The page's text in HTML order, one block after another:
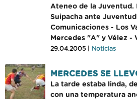
Ateneo de la Juventud.
Suipacha ante
Comunicaciones - Los
Mercedes "A" y Vélez -
29.04.2005 | Noticias
MERCEDES SE
La tarde estaba linda,
con una temperatura